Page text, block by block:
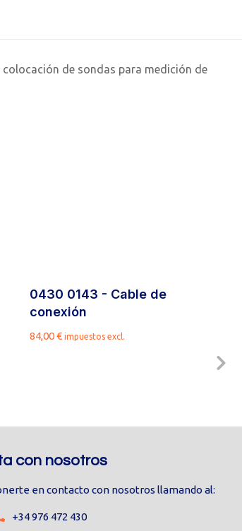
de sondas para medición de
0430 0143 - Cable de
conexión
84,00€ impuestos excl.
con nosotros
en contacto con nosotros llamando al:
+34 976 472 430